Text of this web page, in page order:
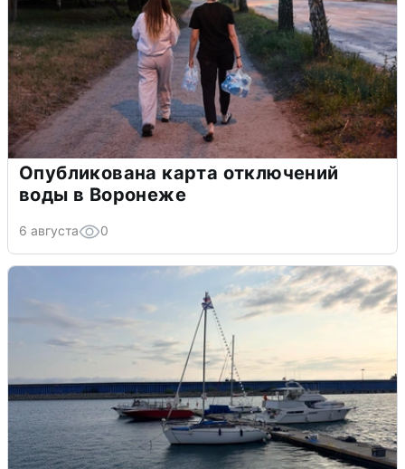
Опубликована карта отключений
воды в Воронеже
6 августа 0